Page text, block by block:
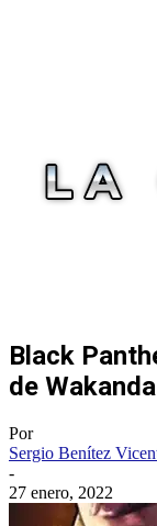
Black
de
Por
Sergio Benítez
-
27 enero, 2022